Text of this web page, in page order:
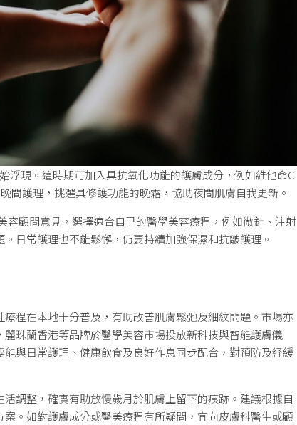
浮現。這時期可加入具抗氧化功能的護膚成分，例如維他命C
間護理，挑選具修護功能的晚霜，協助夜間肌膚自我更新。
顧問意見，選擇適合自己的醫學美容療程，例如微針、注射
日常護理也不能鬆懈，仍要持續加強保濕和抗皺護理。
程在本地十分普及，有助改善肌膚鬆弛及細紋問題。市場亦
珠蘭香港等品牌於醫學美容市場投放新科技與智能護膚儀
與日常護理、健康飲食及良好作息同步配合，對預防及紓緩
調整，確實有助放慢歲月於肌膚上留下的痕跡。建議根據自
。如對護膚成分或醫美療程有所疑問，宜向皮膚科醫生或顧